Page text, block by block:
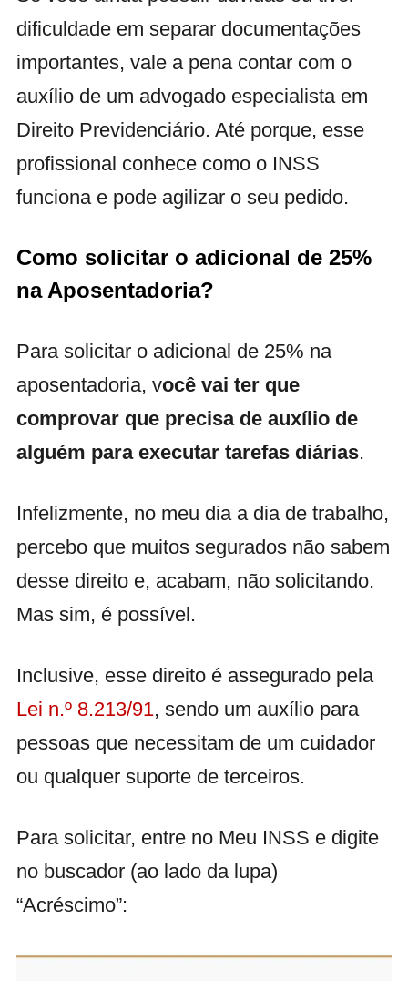
dificuldade em separar documentações
importantes, vale a pena contar com o
auxílio de um advogado especialista em
Direito Previdenciário. Até porque, esse
profissional conhece como o INSS
funciona e pode agilizar o seu pedido.
Como solicitar o adicional de 25%
na Aposentadoria?
Para solicitar o adicional de 25% na
aposentadoria, você vai ter que
comprovar que precisa de auxílio de
alguém para executar tarefas diárias.
Infelizmente, no meu dia a dia de trabalho,
percebo que muitos segurados não sabem
desse direito e, acabam, não solicitando.
Mas sim, é possível.
Inclusive, esse direito é assegurado pela
Lei n.º 8.213/91, sendo um auxílio para
pessoas que necessitam de um cuidador
ou qualquer suporte de terceiros.
Para solicitar, entre no Meu INSS e digite
no buscador (ao lado da lupa)
“Acréscimo”: